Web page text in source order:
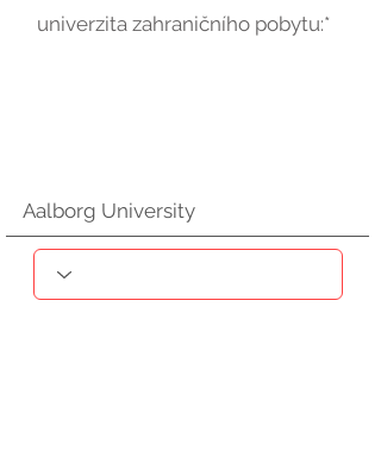
univerzita zahraničního pobytu:*